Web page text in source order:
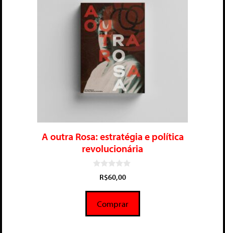
A outra Rosa: estratégia e política
revolucionária
5
R$60,00
Comprar